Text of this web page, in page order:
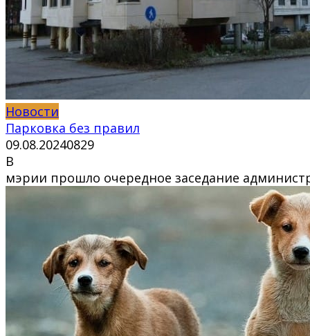
Новости
Парковка без правил
09.08.20240829
В
мэрии прошло очередное заседание